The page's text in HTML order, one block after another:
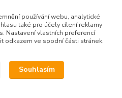
- 11,30 hod.
používání webu, analytické
také pro účely cílení reklamy
Nastavení vlastních preferencí
odkazem ve spodní části stránek.
Souhlasím